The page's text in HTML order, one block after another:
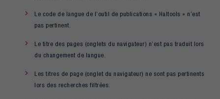
Le code de langue de l’outil de publications « Haltools » n’est
pas pertinent.
Le titre des pages (onglets du navigateur) n’est pas traduit lors
du changement de langue.
Les titres de page (onglet du navigateur) ne sont pas pertinents
lors des recherches filtrées.